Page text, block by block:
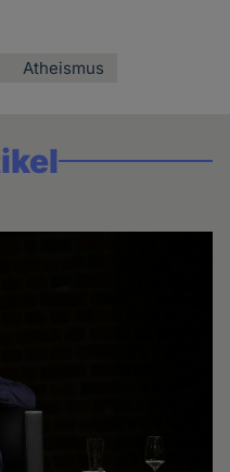
Atheismus